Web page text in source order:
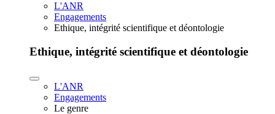
L'ANR
Engagements
Ethique, intégrité scientifique et déontologie
Ethique, intégrité scientifique et déontologie
L'ANR
Engagements
Le genre